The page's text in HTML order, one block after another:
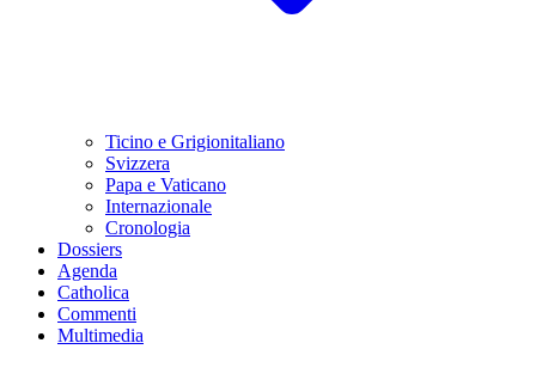
Ticino e Grigionitaliano
Svizzera
Papa e Vaticano
Internazionale
Cronologia
Dossiers
Agenda
Catholica
Commenti
Multimedia